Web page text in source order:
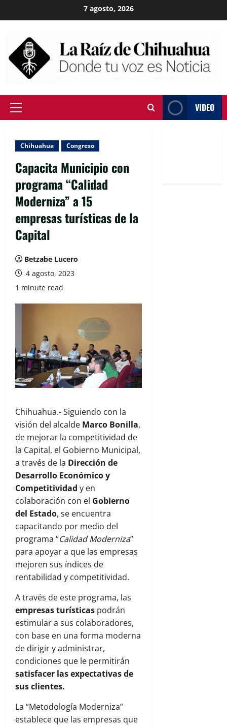
to
7 agosto, 2026
Primary
VIDEO
Chihuahua Congreso
Capacita Municipio con
programa “Calidad
Moderniza” a 15
empresas turísticas de la
Capital
Betzabe Lucero
4 agosto, 2023
1 minute read
Chihuahua.- Siguiendo con la
visión del alcalde Marco Bonilla,
de mejorar la competitividad de
la Capital, el Gobierno Municipal,
a través de la Dirección de
Desarrollo Económico y
Competitividad y en
colaboración con el Gobierno
del Estado, se encuentra
capacitando por medio del
programa “Calidad Moderniza”
para apoyar a que las empresas
mejoren sus índices de
rentabilidad y competitividad.
A través de este programa, las
empresas turísticas podrán
estimular a sus colaboradores,
con base en una forma moderna
de dirigir y administrar,
condiciones que le permitirán
satisfacer las expectativas de
sus clientes.
La “Metodología Moderniza”
establece que las empresas que